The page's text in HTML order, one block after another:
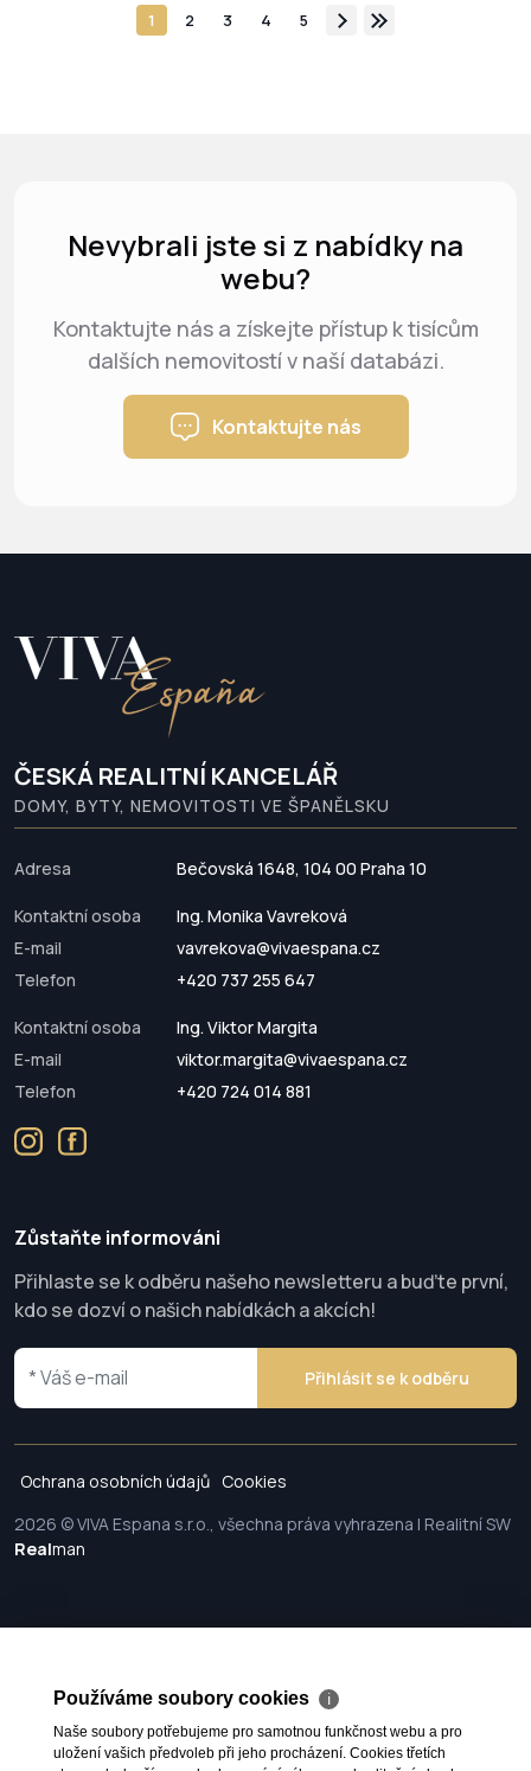
1 2 3 4 5
Nevybrali jste si z nabídky na
webu?
Kontaktujte nás a získejte přístup k tisícům
dalších nemovitostí v naší databázi.
Kontaktujte nás
ČESKÁ REALITNÍ KANCELÁŘ
DOMY, BYTY, NEMOVITOSTI VE ŠPANĚLSKU
Adresa Bečovská 1648, 104 00 Praha 10
Kontaktní osoba
Ing. Monika Vavreková
E-mail
vavrekova@vivaespana.cz
Telefon
+420 737 255 647
Kontaktní osoba
Ing. Viktor Margita
E-mail
viktor.margita@vivaespana.cz
Telefon
+420 724 014 881
Zůstaňte informováni
Přihlaste se k odběru našeho newsletteru a buďte první,
kdo se dozví o našich nabídkách a akcích!
Přihlásit se k odběru
Ochrana osobních údajů Cookies
2026 © VIVA Espana s.r.o., všechna práva vyhrazena | Realitní SW
Realman
Používáme soubory cookies ℹ
Naše soubory potřebujeme pro samotnou funkčnost webu a pro
uložení vašich předvoleb při jeho procházení. Cookies třetích